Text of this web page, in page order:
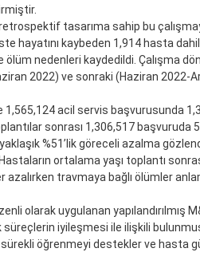
tasarıma sahip bu
hayatını kaybeden 1,914 hasta
ölüm nedenleri kaydedildi. Çalışma
2022) ve sonraki (Haziran 2022-
1,565,124 acil servis başvurusunda
sonrası 1,306,517 başvuruda
%51’lik göreceli azalma
ortalama yaşı toplantı
azalırken travmaya bağlı ölümler
olarak uygulanan yapılandırılmış
süreçlerin iyileşmesi ile ilişkili
öğrenmeyi destekler ve hasta